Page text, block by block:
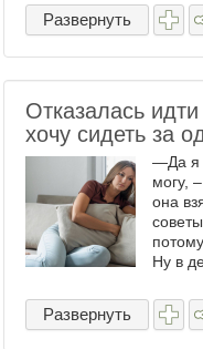
Развернуть
Отказалась
хочу сидеть за
—Да я
могу,
она
Ну в
она
ней
Развернуть